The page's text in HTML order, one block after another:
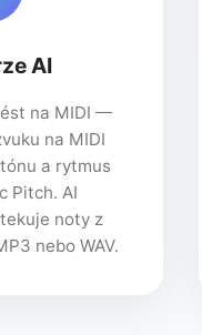
AI
na MIDI —
na MIDI
a rytmus
Pitch. AI
noty z
nebo WAV.